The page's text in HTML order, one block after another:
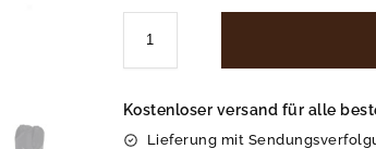
Kostenloser versand für alle
Lieferung mit